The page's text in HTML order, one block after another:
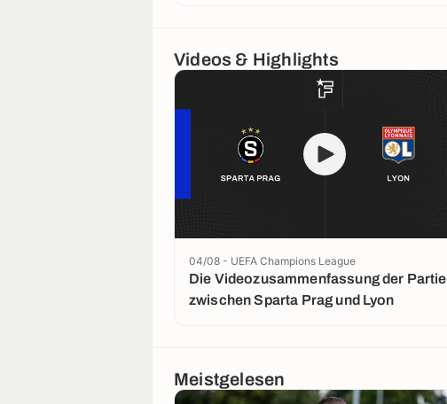
Videos & Highlights
Die Videozusammenfassung der Partie
zwischen Sparta Prag und Lyon
04/08 - UEFA Champions League
Meistgelesen